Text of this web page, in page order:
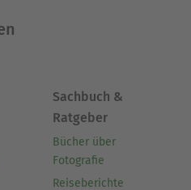
Sachbuch &
Ratgeber
Bücher über
Fotografie
Reiseberichte